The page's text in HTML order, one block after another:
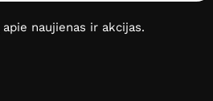
naujienas ir akcijas.